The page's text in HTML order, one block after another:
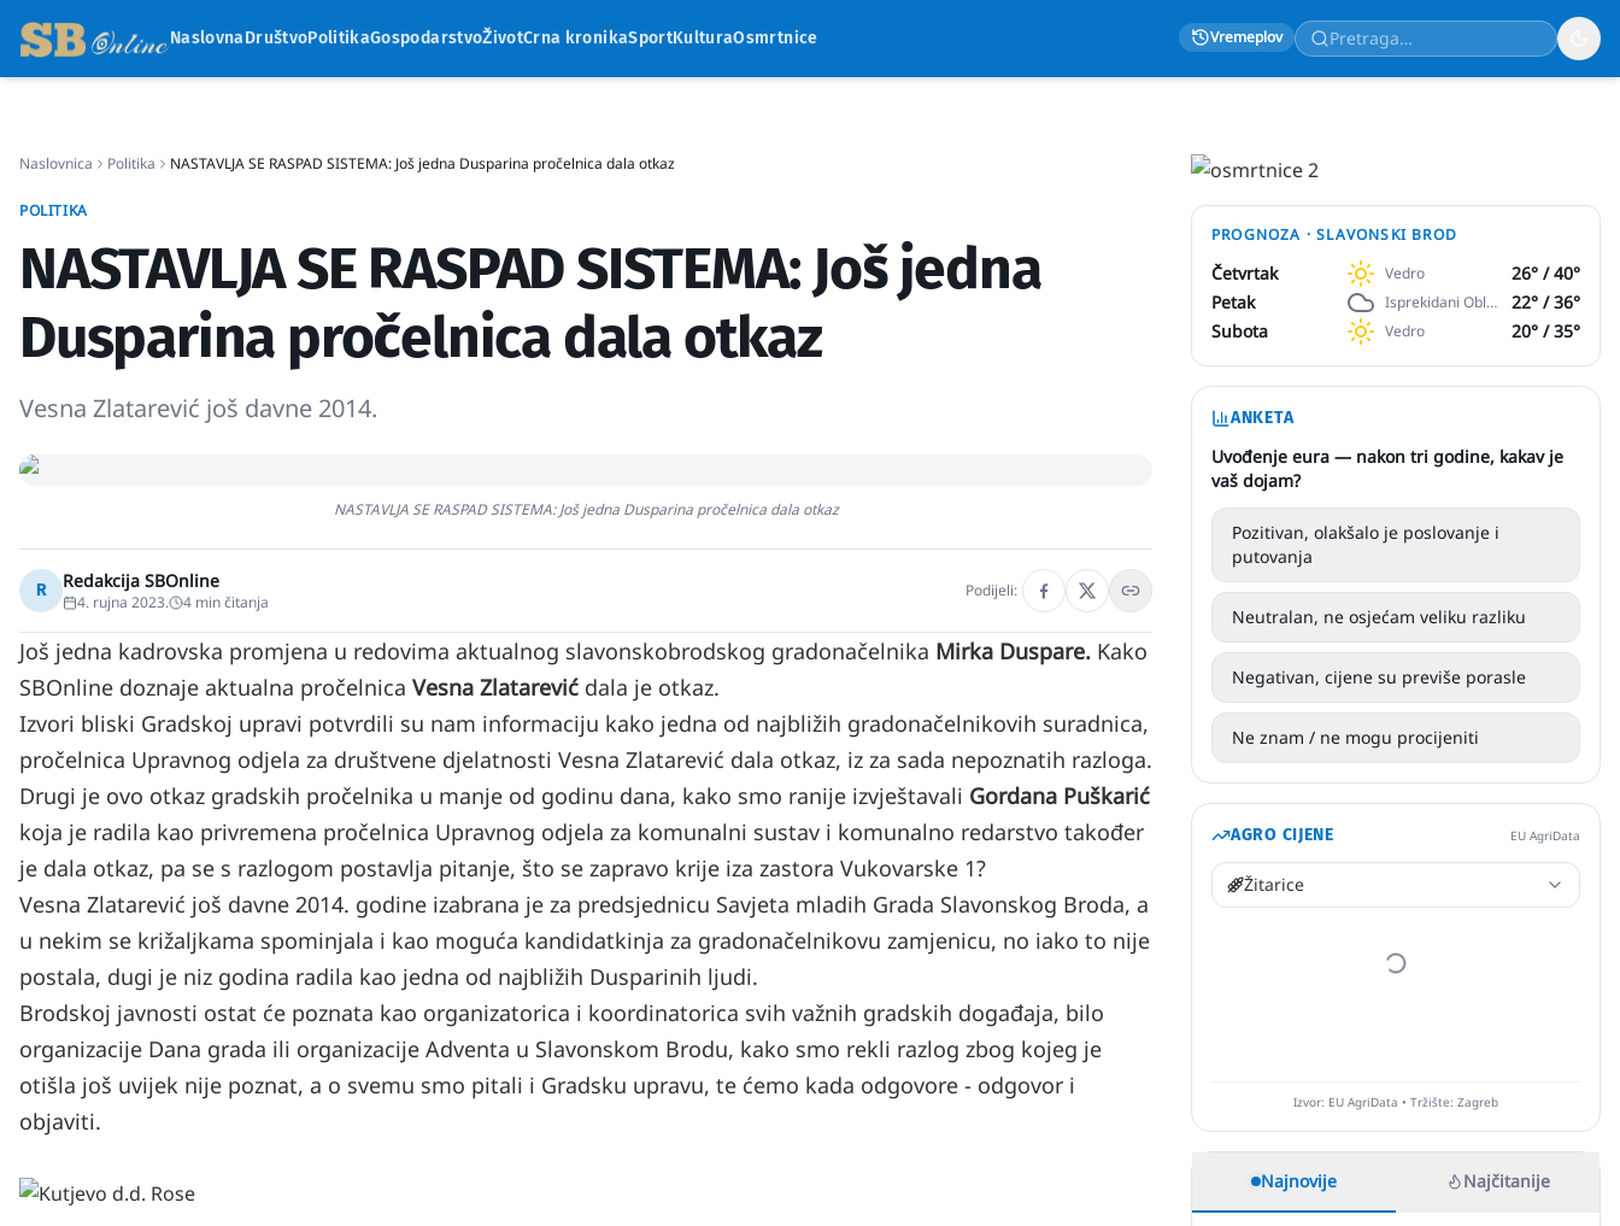
NaslovnaDruštvoPolitikaGospodarstvoŽivotCrna kronikaSportKulturaOsmrtnice Vremeplov
Naslovnica Politika NASTAVLJA SE RASPAD SISTEMA: Još jedna Dusparina pročelnica dala otkaz
POLITIKA
NASTAVLJA SE RASPAD SISTEMA: Još jedna
Dusparina pročelnica dala otkaz
Vesna Zlatarević još davne 2014.
NASTAVLJA SE RASPAD SISTEMA: Još jedna Dusparina pročelnica dala otkaz
R Redakcija SBOnline
4. rujna 2023. 4 min čitanja
Podijeli:
Još jedna kadrovska promjena u redovima aktualnog slavonskobrodskog gradonačelnika Mirka Duspare. Kako
SBOnline doznaje aktualna pročelnica Vesna Zlatarević dala je otkaz.
Izvori bliski Gradskoj upravi potvrdili su nam informaciju kako jedna od najbližih gradonačelnikovih suradnica,
pročelnica Upravnog odjela za društvene djelatnosti Vesna Zlatarević dala otkaz, iz za sada nepoznatih razloga.
Drugi je ovo otkaz gradskih pročelnika u manje od godinu dana, kako smo ranije izvještavali Gordana Puškarić
koja je radila kao privremena pročelnica Upravnog odjela za komunalni sustav i komunalno redarstvo također
je dala otkaz, pa se s razlogom postavlja pitanje, što se zapravo krije iza zastora Vukovarske 1?
Vesna Zlatarević još davne 2014. godine izabrana je za predsjednicu Savjeta mladih Grada Slavonskog Broda, a
u nekim se križaljkama spominjala i kao moguća kandidatkinja za gradonačelnikovu zamjenicu, no iako to nije
postala, dugi je niz godina radila kao jedna od najbližih Dusparinih ljudi.
Brodskoj javnosti ostat će poznata kao organizatorica i koordinatorica svih važnih gradskih događaja, bilo
organizacije Dana grada ili organizacije Adventa u Slavonskom Brodu, kako smo rekli razlog zbog kojeg je
otišla još uvijek nije poznat, a o svemu smo pitali i Gradsku upravu, te ćemo kada odgovore - odgovor i
objaviti.
PROGNOZA ·SLAVONSKI BROD
Četvrtak Vedro 26° /40°
Petak
Isprekidani Oblaci 22° /36°
Subota
Vedro 20° /35°
ANKETA
Uvođenje eura — nakon tri godine, kakav je
vaš dojam?
Pozitivan, olakšalo je poslovanje i
putovanja
Neutralan, ne osjećam veliku razliku
Negativan, cijene su previše porasle
Ne znam / ne mogu procijeniti
AGRO CIJENE EU AgriData
Žitarice
Izvor: EU AgriData • Tržište: Zagreb
Najnovije Najčitanije